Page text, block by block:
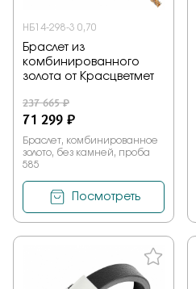
НБ14-298-3 0,70
Браслет из
комбинированного
золота от Красцветмет
237 665 ₽
71 299 ₽
Браслет, комбинированное
золото, без камней, проба
585
Посмотреть